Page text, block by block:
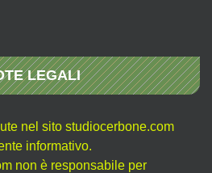
LEGALI
nel sito studiocerbone.com
informativo.
non è responsabile per